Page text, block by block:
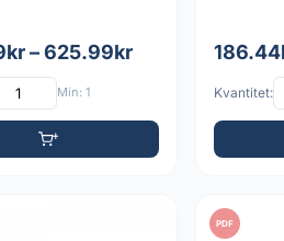
– 625.99kr
Min: 1 Kvantitet:
PDF